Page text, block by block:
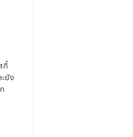
กี้
ยัง